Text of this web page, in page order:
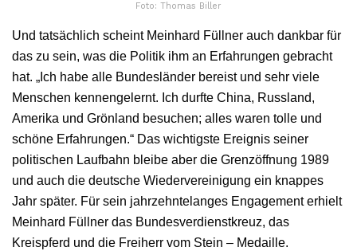
Foto: Thomas Biller
Und tatsächlich scheint Meinhard Füllner auch dankbar für
das zu sein, was die Politik ihm an Erfahrungen gebracht
hat. „Ich habe alle Bundesländer bereist und sehr viele
Menschen kennengelernt. Ich durfte China, Russland,
Amerika und Grönland besuchen; alles waren tolle und
schöne Erfahrungen.“ Das wichtigste Ereignis seiner
politischen Laufbahn bleibe aber die Grenzöffnung 1989
und auch die deutsche Wiedervereinigung ein knappes
Jahr später. Für sein jahrzehntelanges Engagement erhielt
Meinhard Füllner das Bundesverdienstkreuz, das
Kreispferd und die Freiherr vom Stein – Medaille.